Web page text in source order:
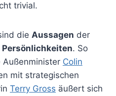
trivial.
die Aussagen der
Persönlichkeiten. So
Colin
mit strategischen
Terry Gross äußert sich